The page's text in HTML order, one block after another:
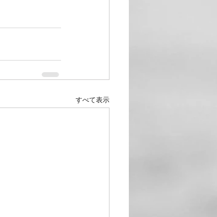
すべて表示